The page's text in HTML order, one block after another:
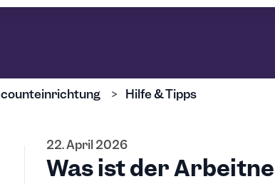
Hilfe & Tipps
22. April 2026
Was ist der